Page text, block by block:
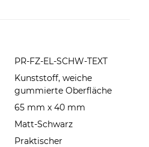
PR-FZ-EL-SCHW-TEXT
Kunststoff, weiche
gummierte Oberfläche
65 mm x 40 mm
Matt-Schwarz
Praktischer